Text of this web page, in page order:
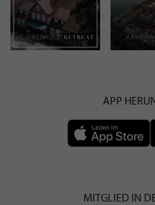
APP
MITGLIED IN